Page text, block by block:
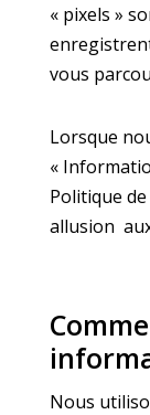
« pixels »
vous
Lorsque
«
Politique
allusion
Nous